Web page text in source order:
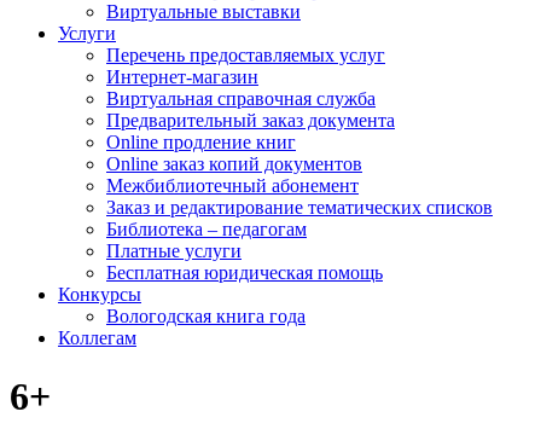
Виртуальные выставки
Услуги
Перечень предоставляемых услуг
Интернет-магазин
Виртуальная справочная служба
Предварительный заказ документа
Online продление книг
Online заказ копий документов
Межбиблиотечный абонемент
Заказ и редактирование тематических списков
Библиотека – педагогам
Платные услуги
Бесплатная юридическая помощь
Конкурсы
Вологодская книга года
Коллегам
6+